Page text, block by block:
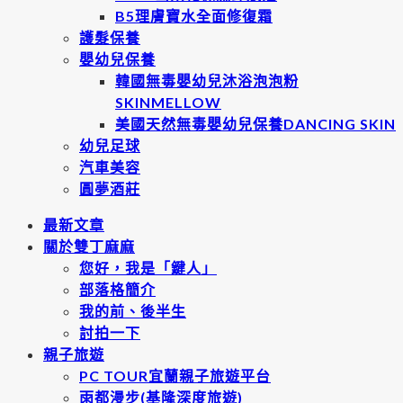
B5理膚寶水全面修復霜
護髮保養
嬰幼兒保養
韓國無毒嬰幼兒沐浴泡泡粉
SKINMELLOW
美國天然無毒嬰幼兒保養DANCING SKIN
幼兒足球
汽車美容
圓夢酒莊
最新文章
關於雙丁麻麻
您好，我是「鍵人」
部落格簡介
我的前、後半生
討拍一下
親子旅遊
PC TOUR宜蘭親子旅遊平台
雨都漫步(基隆深度旅遊)